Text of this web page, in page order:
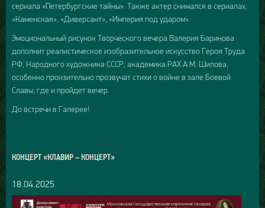
сериала «Петербургские тайны». Также актер снимался в сериалах:
«Каменская», «Диверсант», «Империя под ударом».
Эмоциональный рисунок Творческого вечера Валерия Баринова
дополнит реалистическое изобразительное искусство Героя Труда
РФ, Народного художника СССР, академика РАХ А.М. Шилова,
особенно пронзительно прозвучат стихи о войне в зале Боевой
Славы, где и пройдет вечер.
До встречи в Галерее!
КОНЦЕРТ «КЛАВИР – КОНЦЕРТ»
18.04.2025